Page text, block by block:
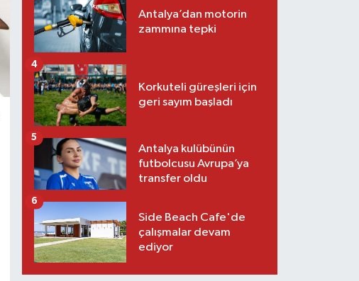
Antalya’dan motorin
zammına tepki
Korkuteli güreşleri için
geri sayım başladı
4
Antalya kulübünün
futbolcusu Avrupa’ya
transfer oldu
5
Side Beach Cafe'de
çalışmalar devam
ediyor
6